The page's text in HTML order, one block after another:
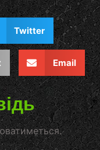
Twitter
Email